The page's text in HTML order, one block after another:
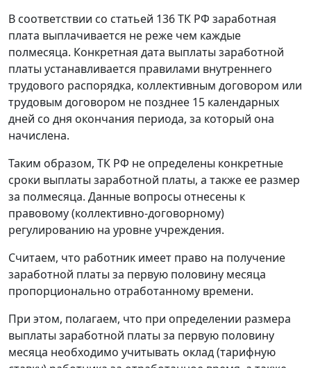
В соответствии со статьей 136 ТК РФ заработная
плата выплачивается не реже чем каждые
полмесяца. Конкретная дата выплаты заработной
платы устанавливается правилами внутреннего
трудового распорядка, коллективным договором или
трудовым договором не позднее 15 календарных
дней со дня окончания периода, за который она
начислена.
Таким образом, ТК РФ не определены конкретные
сроки выплаты заработной платы, а также ее размер
за полмесяца. Данные вопросы отнесены к
правовому (коллективно-договорному)
регулированию на уровне учреждения.
Считаем, что работник имеет право на получение
заработной платы за первую половину месяца
пропорционально отработанному времени.
При этом, полагаем, что при определении размера
выплаты заработной платы за первую половину
месяца необходимо учитывать оклад (тарифную